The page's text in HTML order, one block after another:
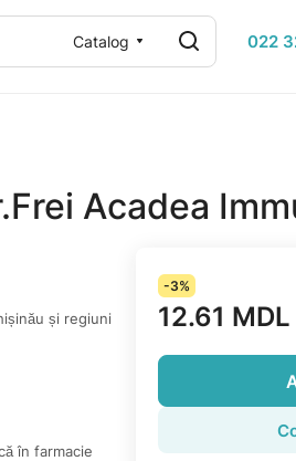
Catalog 022
Acadea
și regiuni
în farmacie
-3%
12.61 MDL